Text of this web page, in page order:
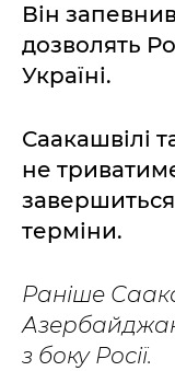
Він
дозволять
Україні.
Саакашвілі
не
завершиться
терміни.
Раніше
з боку Росії.